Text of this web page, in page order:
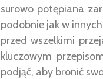
surowo potępiana
podobnie jak w
przed wszelkimi
kluczowym
podjąć, aby bronić